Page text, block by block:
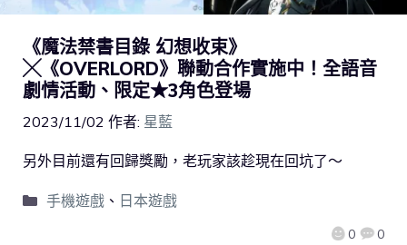
《魔法禁書目錄 幻想收束》
╳《OVERLORD》聯動合作實施中！全語音
劇情活動、限定★3角色登場
2023/11/02 作者: 星藍
0 0
另外目前還有回歸獎勵，老玩家該趁現在回坑了～
手機遊戲、 日本遊戲